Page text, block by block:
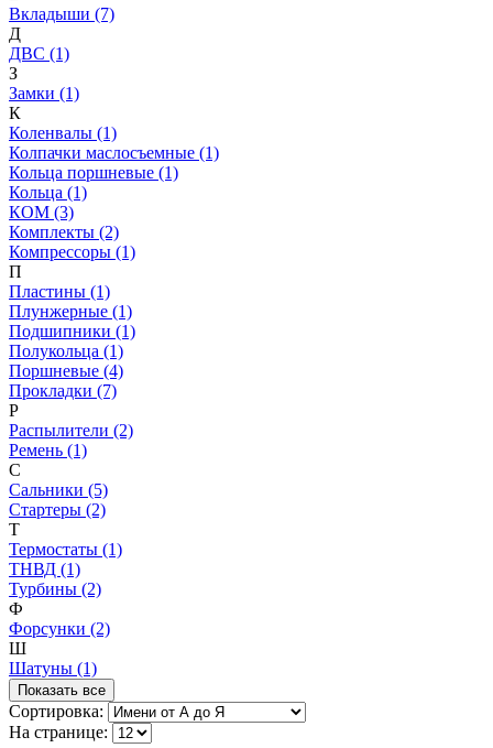
Вкладыши (7)
Д
ДВС (1)
З
Замки (1)
К
Коленвалы (1)
Колпачки маслосъемные (1)
Кольца поршневые (1)
Кольца (1)
КОМ (3)
Комплекты (2)
Компрессоры (1)
П
Пластины (1)
Плунжерные (1)
Подшипники (1)
Полукольца (1)
Поршневые (4)
Прокладки (7)
Р
Распылители (2)
Ремень (1)
С
Сальники (5)
Стартеры (2)
Т
Термостаты (1)
ТНВД (1)
Турбины (2)
Ф
Форсунки (2)
Ш
Шатуны (1)
Показать все
Сортировка:
На странице: